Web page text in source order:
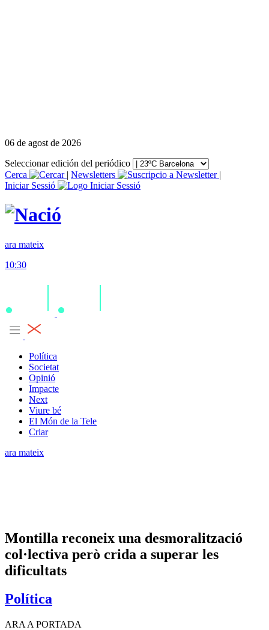
06 de agost de 2026
Seleccionar edición del periódico
Cerca
| Newsletters
|
Iniciar Sessió
ara mateix
10:30
Política
Societat
Opinió
Impacte
Next
Viure bé
El Món de la Tele
Criar
ara mateix
Montilla reconeix una desmoralització
col·lectiva però crida a superar les
dificultats
Política
ARA A PORTADA